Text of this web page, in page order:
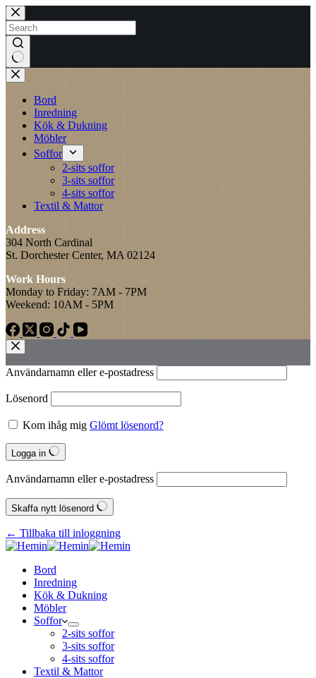
Skip
to
content
No
results
Bord
Inredning
Kök & Dukning
Möbler
Soffor
2-sits soffor
3-sits soffor
4-sits soffor
Textil & Mattor
Address
304 North Cardinal
St. Dorchester Center, MA 02124
Work Hours
Monday to Friday: 7AM - 7PM
Weekend: 10AM - 5PM
Användarnamn eller e‑postadress
Lösenord
Kom ihåg mig Glömt lösenord?
Logga in
Användarnamn eller e‑postadress
Skaffa nytt lösenord
← Tillbaka till inloggning
Bord
Inredning
Kök & Dukning
Möbler
Soffor
2-sits soffor
3-sits soffor
4-sits soffor
Textil & Mattor